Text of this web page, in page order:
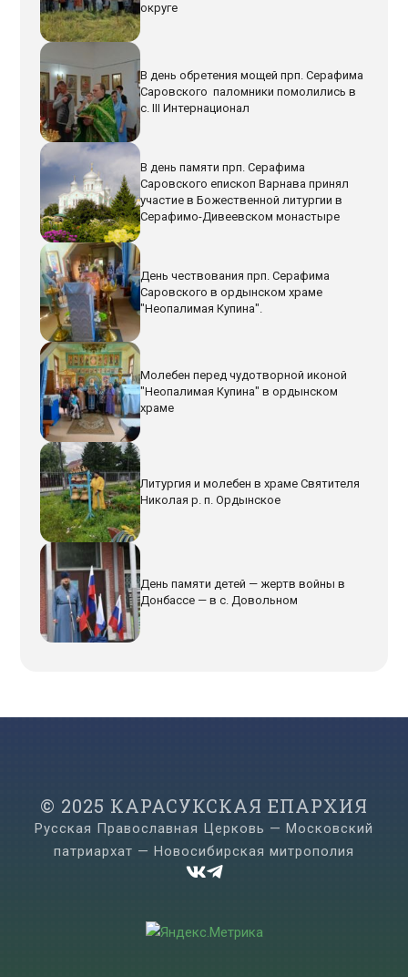
округе
В день обретения мощей прп. Серафима
Саровского паломники помолились в
с. III Интернационал
В день памяти прп. Серафима
Саровского епископ Варнава принял
участие в Божественной литургии в
Серафимо-Дивеевском монастыре
День чествования прп. Серафима
Саровского в ордынском храме
"Неопалимая Купина".
Молебен перед чудотворной иконой
"Неопалимая Купина" в ордынском
храме
Литургия и молебен в храме Святителя
Николая р. п. Ордынское
День памяти детей — жертв войны в
Донбассе — в с. Довольном
© 2025 КАРАСУКСКАЯ ЕПАРХИЯ
Русская Православная Церковь — Московский
патриархат — Новосибирская митрополия
